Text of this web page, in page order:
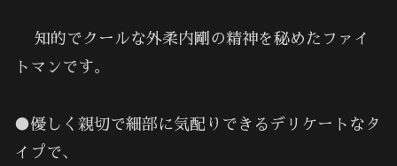
知的でクールな外柔内剛の精神を秘めたファイ
トマンです。
●優しく親切で細部に気配りできるデリケートなタ
イプで､